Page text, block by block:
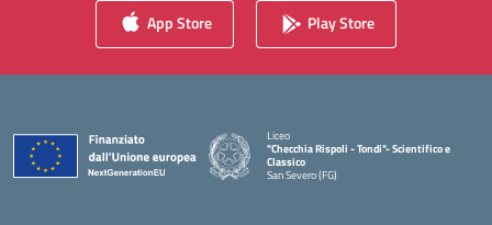
App Store Play Store
Liceo
"Checchia Rispoli - Tondi"- Scientifico e
Classico
San Severo (FG)